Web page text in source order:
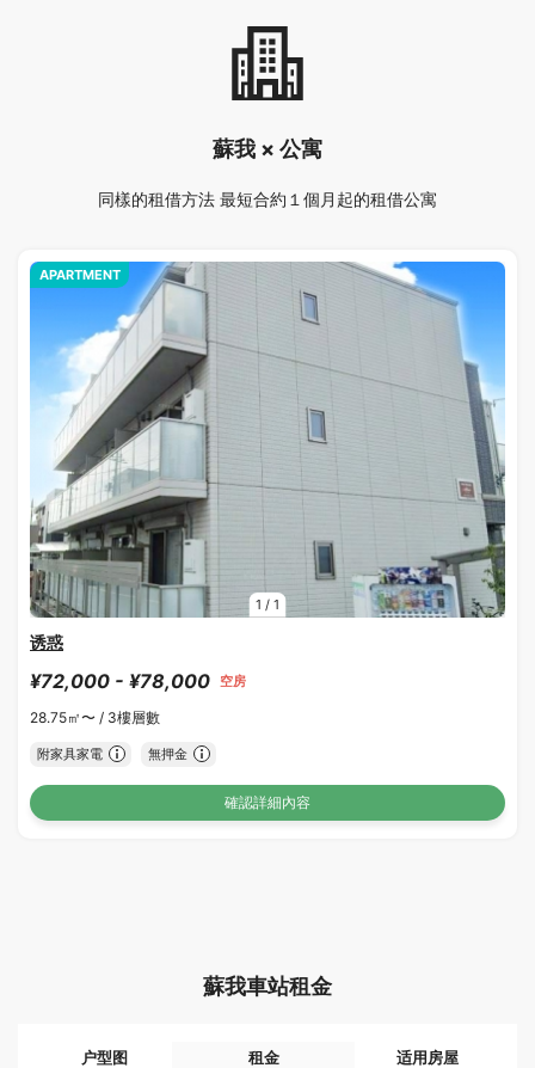
蘇我 × 公寓
同樣的租借方法 最短合約１個月起的租借公寓
1 / 1
APARTMENT
诱惑
¥72,000 - ¥78,000 空房
28.75㎡〜 / 3樓層數
附家具家電 無押金
確認詳細內容
蘇我車站租金
户型图 租金
适用房屋